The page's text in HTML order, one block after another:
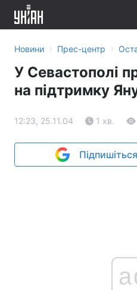
Новини › Прес-центр ›
У Севастополі
на підтримку
12:23, 25.11.04 1 хв.